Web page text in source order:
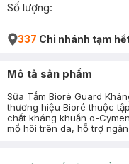
Số lượng:
337 Chi nhánh tạm
Mô tả sản phẩm
Sữa Tắm Bioré Guard
thương hiệu Bioré thuộc
chất kháng khuẩn o-
mồ hôi trên da, hỗ trợ